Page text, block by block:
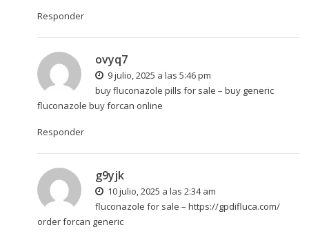
Responder
ovyq7
9 julio, 2025 a las 5:46 pm
buy fluconazole pills for sale – buy generic
fluconazole buy forcan online
Responder
g9yjk
10 julio, 2025 a las 2:34 am
fluconazole for sale – https://gpdifluca.com/
order forcan generic